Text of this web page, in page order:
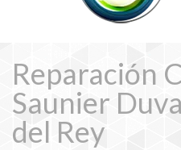
Reparación
Saunier
del Rey